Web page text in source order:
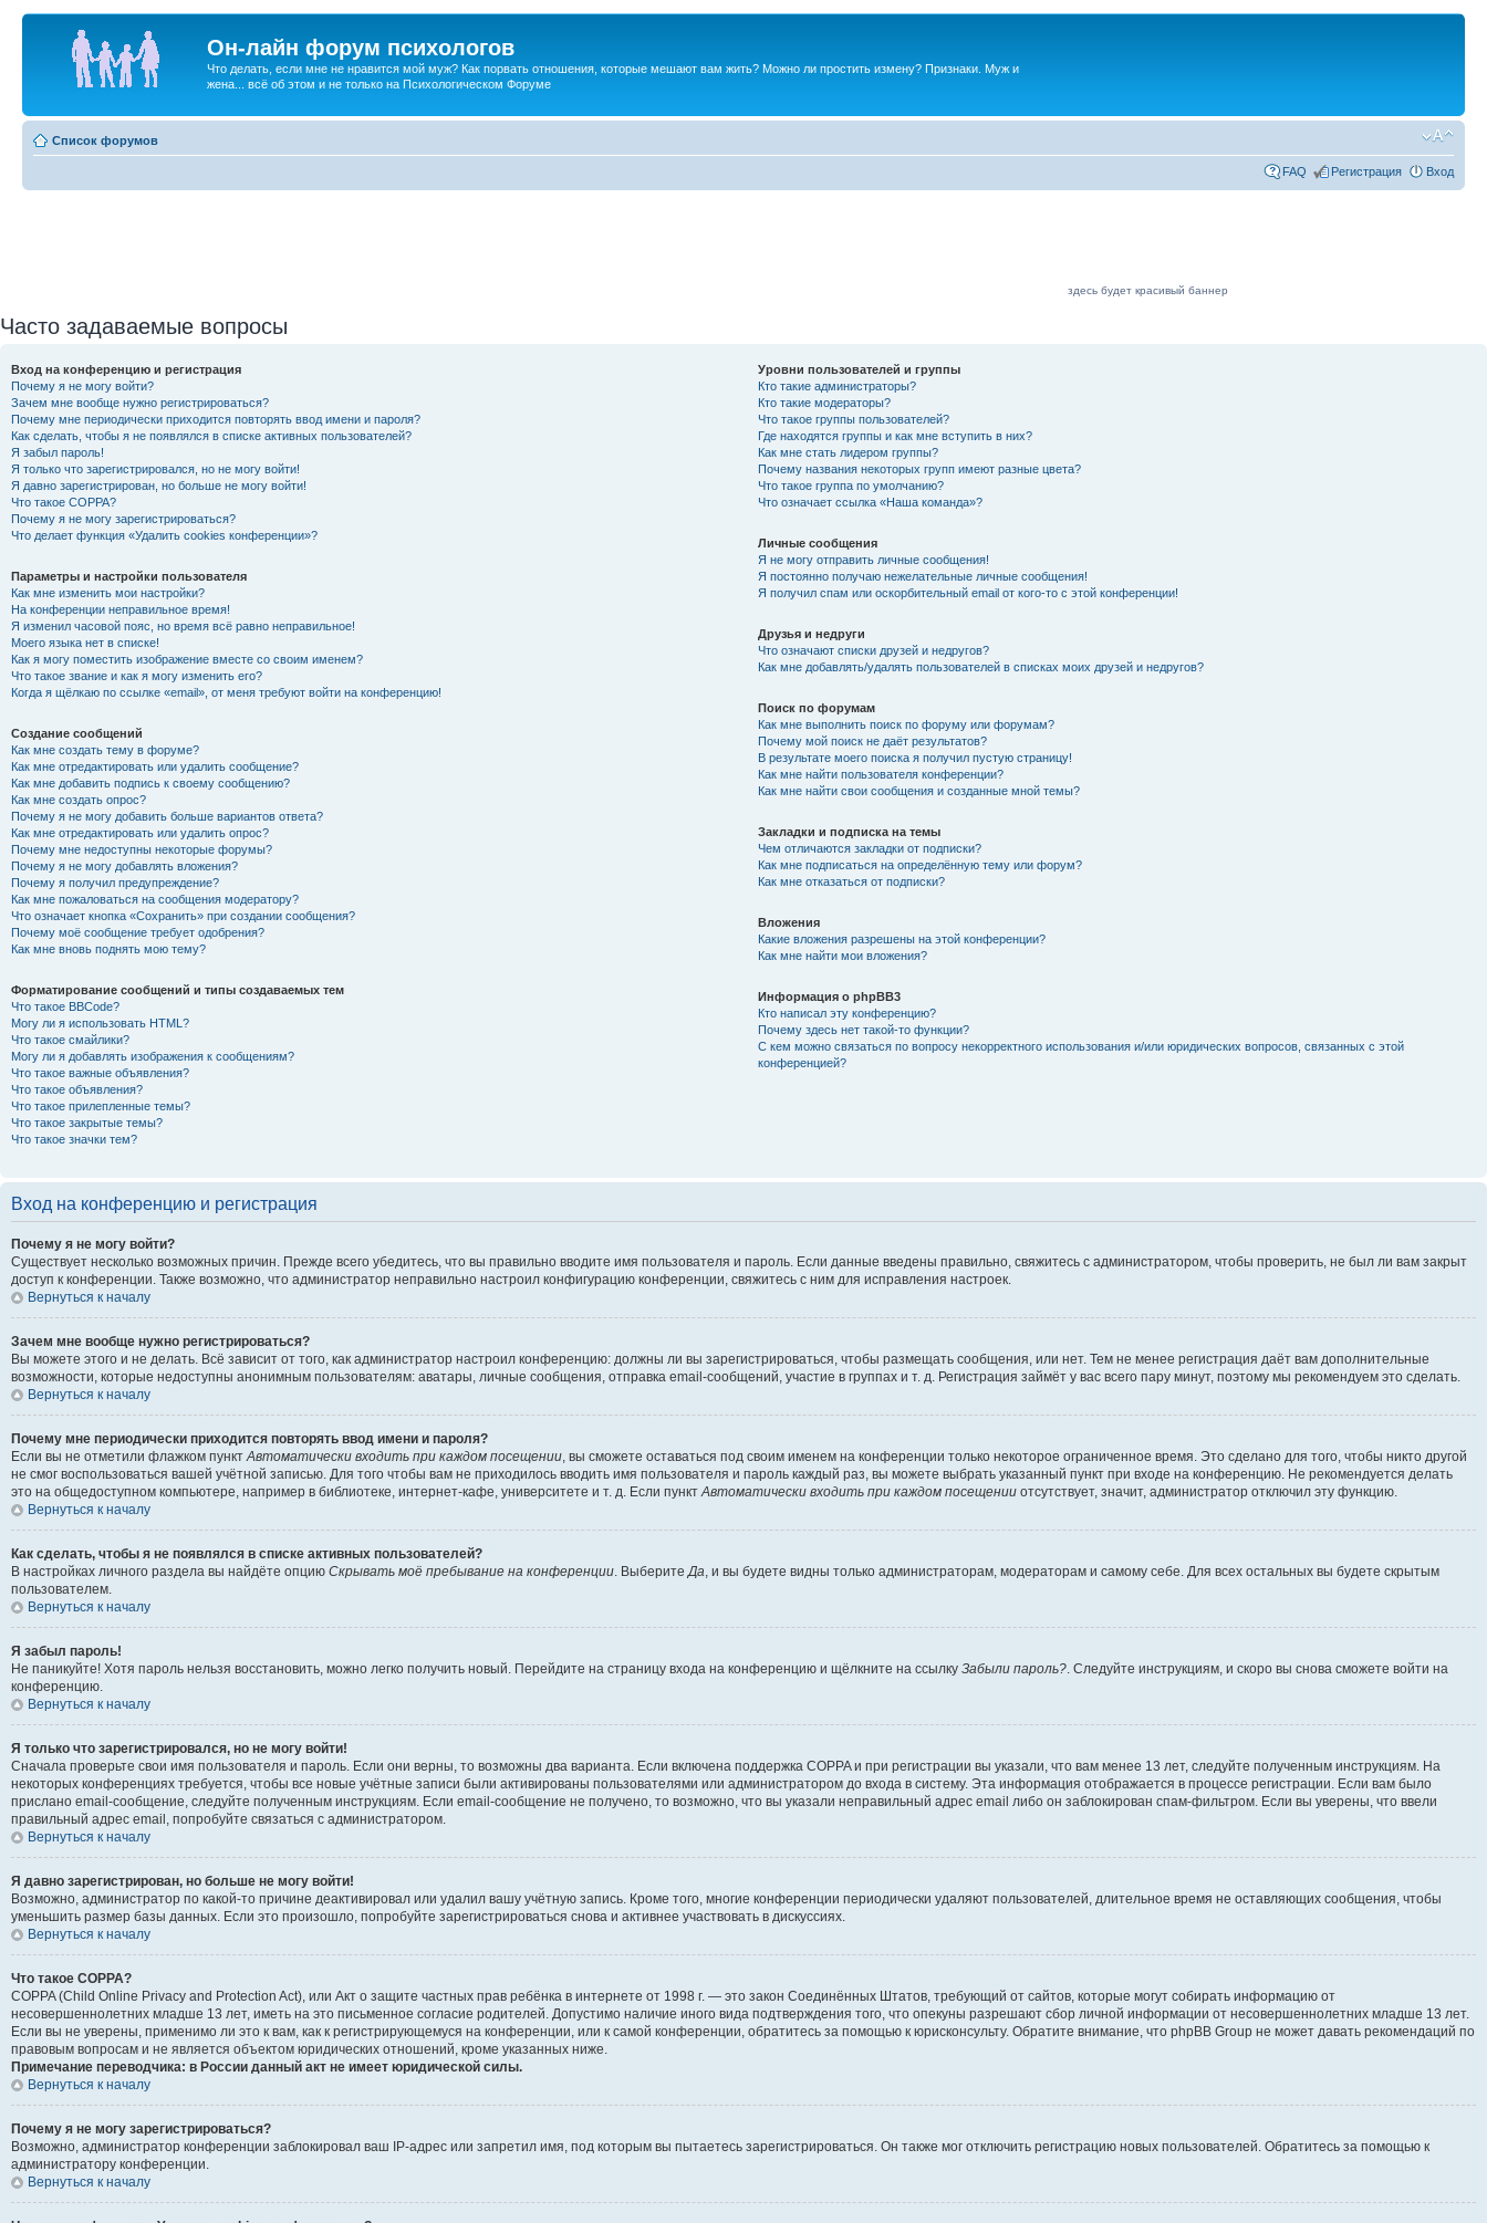
Он-лайн форум психологов
Что делать, если мне не нравится мой муж? Как порвать отношения, которые мешают вам жить? Можно ли простить измену? Признаки. Муж и
жена... всё об этом и не только на Психологическом Форуме
Список форумов
FAQ Регистрация Вход
здесь будет красивый баннер
Часто задаваемые вопросы
Вход на конференцию и регистрация
Почему я не могу войти?
Зачем мне вообще нужно регистрироваться?
Почему мне периодически приходится повторять ввод имени и пароля?
Как сделать, чтобы я не появлялся в списке активных пользователей?
Я забыл пароль!
Я только что зарегистрировался, но не могу войти!
Я давно зарегистрирован, но больше не могу войти!
Что такое COPPA?
Почему я не могу зарегистрироваться?
Что делает функция «Удалить cookies конференции»?
Параметры и настройки пользователя
Как мне изменить мои настройки?
На конференции неправильное время!
Я изменил часовой пояс, но время всё равно неправильное!
Моего языка нет в списке!
Как я могу поместить изображение вместе со своим именем?
Что такое звание и как я могу изменить его?
Когда я щёлкаю по ссылке «email», от меня требуют войти на конференцию!
Создание сообщений
Как мне создать тему в форуме?
Как мне отредактировать или удалить сообщение?
Как мне добавить подпись к своему сообщению?
Как мне создать опрос?
Почему я не могу добавить больше вариантов ответа?
Как мне отредактировать или удалить опрос?
Почему мне недоступны некоторые форумы?
Почему я не могу добавлять вложения?
Почему я получил предупреждение?
Как мне пожаловаться на сообщения модератору?
Что означает кнопка «Сохранить» при создании сообщения?
Почему моё сообщение требует одобрения?
Как мне вновь поднять мою тему?
Форматирование сообщений и типы создаваемых тем
Что такое BBCode?
Могу ли я использовать HTML?
Что такое смайлики?
Могу ли я добавлять изображения к сообщениям?
Что такое важные объявления?
Что такое объявления?
Что такое прилепленные темы?
Что такое закрытые темы?
Что такое значки тем?
Уровни пользователей и группы
Кто такие администраторы?
Кто такие модераторы?
Что такое группы пользователей?
Где находятся группы и как мне вступить в них?
Как мне стать лидером группы?
Почему названия некоторых групп имеют разные цвета?
Что такое группа по умолчанию?
Что означает ссылка «Наша команда»?
Личные сообщения
Я не могу отправить личные сообщения!
Я постоянно получаю нежелательные личные сообщения!
Я получил спам или оскорбительный email от кого-то с этой конференции!
Друзья и недруги
Что означают списки друзей и недругов?
Как мне добавлять/удалять пользователей в списках моих друзей и недругов?
Поиск по форумам
Как мне выполнить поиск по форуму или форумам?
Почему мой поиск не даёт результатов?
В результате моего поиска я получил пустую страницу!
Как мне найти пользователя конференции?
Как мне найти свои сообщения и созданные мной темы?
Закладки и подписка на темы
Чем отличаются закладки от подписки?
Как мне подписаться на определённую тему или форум?
Как мне отказаться от подписки?
Вложения
Какие вложения разрешены на этой конференции?
Как мне найти мои вложения?
Информация о phpBB3
Кто написал эту конференцию?
Почему здесь нет такой-то функции?
С кем можно связаться по вопросу некорректного использования и/или юридических вопросов, связанных с этой
конференцией?
Вход на конференцию и регистрация
Почему я не могу войти?
Существует несколько возможных причин. Прежде всего убедитесь, что вы правильно вводите имя пользователя и пароль. Если данные введены правильно, свяжитесь с администратором, чтобы проверить, не был ли вам закрыт
доступ к конференции. Также возможно, что администратор неправильно настроил конфигурацию конференции, свяжитесь с ним для исправления настроек.
Вернуться к началу
Зачем мне вообще нужно регистрироваться?
Вы можете этого и не делать. Всё зависит от того, как администратор настроил конференцию: должны ли вы зарегистрироваться, чтобы размещать сообщения, или нет. Тем не менее регистрация даёт вам дополнительные
возможности, которые недоступны анонимным пользователям: аватары, личные сообщения, отправка email-сообщений, участие в группах и т. д. Регистрация займёт у вас всего пару минут, поэтому мы рекомендуем это сделать.
Вернуться к началу
Почему мне периодически приходится повторять ввод имени и пароля?
Если вы не отметили флажком пункт Автоматически входить при каждом посещении , вы сможете оставаться под своим именем на конференции только некоторое ограниченное время. Это сделано для того, чтобы никто другой
не смог воспользоваться вашей учётной записью. Для того чтобы вам не приходилось вводить имя пользователя и пароль каждый раз, вы можете выбрать указанный пункт при входе на конференцию. Не рекомендуется делать
это на общедоступном компьютере, например в библиотеке, интернет-кафе, университете и т. д. Если пункт Автоматически входить при каждом посещении отсутствует, значит, администратор отключил эту функцию.
Вернуться к началу
Как сделать, чтобы я не появлялся в списке активных пользователей?
В настройках личного раздела вы найдёте опцию Скрывать моё пребывание на конференции . Выберите Да , и вы будете видны только администраторам, модераторам и самому себе. Для всех остальных вы будете скрытым
пользователем.
Вернуться к началу
Я забыл пароль!
Не паникуйте! Хотя пароль нельзя восстановить, можно легко получить новый. Перейдите на страницу входа на конференцию и щёлкните на ссылку Забыли пароль? . Следуйте инструкциям, и скоро вы снова сможете войти на
конференцию.
Вернуться к началу
Я только что зарегистрировался, но не могу войти!
Сначала проверьте свои имя пользователя и пароль. Если они верны, то возможны два варианта. Если включена поддержка COPPA и при регистрации вы указали, что вам менее 13 лет, следуйте полученным инструкциям. На
некоторых конференциях требуется, чтобы все новые учётные записи были активированы пользователями или администратором до входа в систему. Эта информация отображается в процессе регистрации. Если вам было
прислано email-сообщение, следуйте полученным инструкциям. Если email-сообщение не получено, то возможно, что вы указали неправильный адрес email либо он заблокирован спам-фильтром. Если вы уверены, что ввели
правильный адрес email, попробуйте связаться с администратором.
Вернуться к началу
Я давно зарегистрирован, но больше не могу войти!
Возможно, администратор по какой-то причине деактивировал или удалил вашу учётную запись. Кроме того, многие конференции периодически удаляют пользователей, длительное время не оставляющих сообщения, чтобы
уменьшить размер базы данных. Если это произошло, попробуйте зарегистрироваться снова и активнее участвовать в дискуссиях.
Вернуться к началу
Что такое COPPA?
COPPA (Child Online Privacy and Protection Act), или Акт о защите частных прав ребёнка в интернете от 1998 г. — это закон Соединённых Штатов, требующий от сайтов, которые могут собирать информацию от
несовершеннолетних младше 13 лет, иметь на это письменное согласие родителей. Допустимо наличие иного вида подтверждения того, что опекуны разрешают сбор личной информации от несовершеннолетних младше 13 лет.
Если вы не уверены, применимо ли это к вам, как к регистрирующемуся на конференции, или к самой конференции, обратитесь за помощью к юрисконсульту. Обратите внимание, что phpBB Group не может давать рекомендаций по
правовым вопросам и не является объектом юридических отношений, кроме указанных ниже.
Примечание переводчика: в России данный акт не имеет юридической силы.
Вернуться к началу
Почему я не могу зарегистрироваться?
Возможно, администратор конференции заблокировал ваш IP-адрес или запретил имя, под которым вы пытаетесь зарегистрироваться. Он также мог отключить регистрацию новых пользователей. Обратитесь за помощью к
администратору конференции.
Вернуться к началу